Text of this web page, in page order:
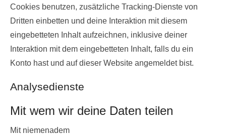
Cookies benutzen, zusätzliche Tracking-Dienste von
Dritten einbetten und deine Interaktion mit diesem
eingebetteten Inhalt aufzeichnen, inklusive deiner
Interaktion mit dem eingebetteten Inhalt, falls du ein
Konto hast und auf dieser Website angemeldet bist.
Analysedienste
Mit wem wir deine Daten teilen
Mit niemenadem